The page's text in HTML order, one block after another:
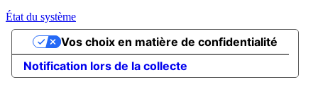
État du système
Notification lors de la collecte
Vos choix en matière de confidentialité